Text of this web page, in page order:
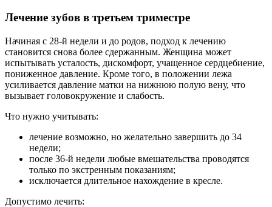
Лечение зубов в третьем триместре
Начиная с 28-й недели и до родов, подход к лечению
становится снова более сдержанным. Женщина может
испытывать усталость, дискомфорт, учащенное сердцебиение,
пониженное давление. Кроме того, в положении лежа
усиливается давление матки на нижнюю полую вену, что
вызывает головокружение и слабость.
Что нужно учитывать:
лечение возможно, но желательно завершить до 34
недели;
после 36-й недели любые вмешательства проводятся
только по экстренным показаниям;
исключается длительное нахождение в кресле.
Допустимо лечить: